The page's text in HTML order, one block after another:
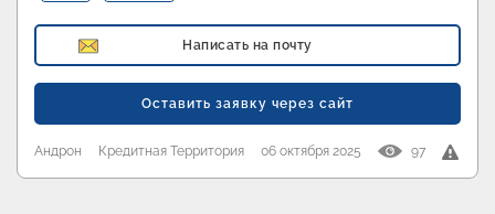
Написать на почту
Оставить заявку через сайт
Андрон Кредитная Территория 06 октября 2025 97